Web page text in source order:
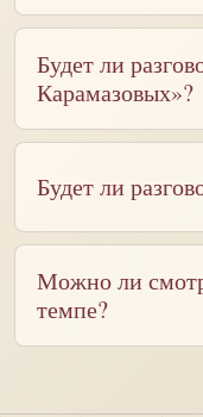
Будет ли
Карамазовых»?
Будет ли
Можно ли
темпе?